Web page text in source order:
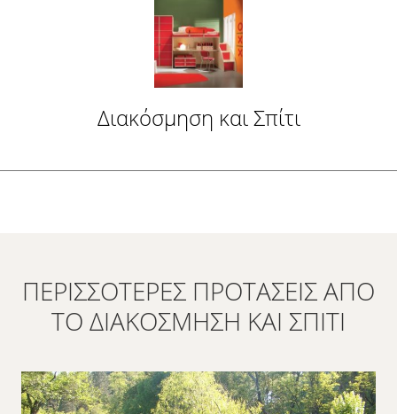
Διακόσμηση και Σπίτι
ΠΕΡΙΣΣΌΤΕΡΕΣ ΠΡΟΤΆΣΕΙΣ ΑΠΌ
ΤΟ ΔΙΑΚΌΣΜΗΣΗ ΚΑΙ ΣΠΊΤΙ